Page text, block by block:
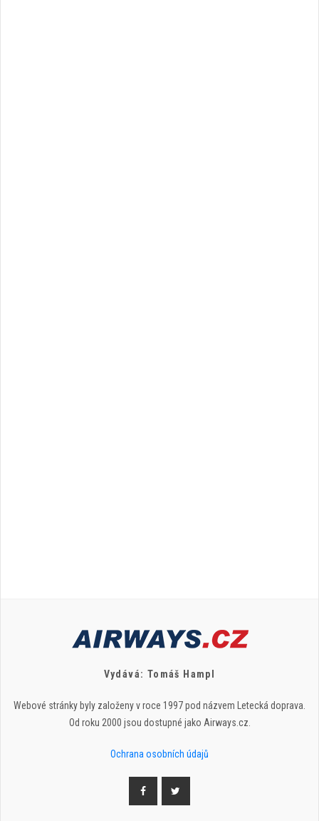
Vydává: Tomáš Hampl
Webové stránky byly založeny v roce 1997 pod názvem Letecká doprava.
Od roku 2000 jsou dostupné jako Airways.cz.
Ochrana osobních údajů